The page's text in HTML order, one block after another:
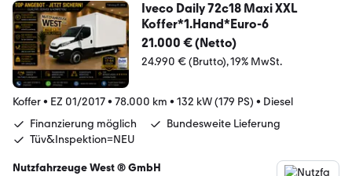
Iveco Daily 72c18 Maxi XXL
Koffer*1.Hand*Euro-6
21.000 € (Netto)
24.990 € (Brutto) 19% MwSt.
Koffer• EZ 01/2017• 78.000 km • 132 kW (179 PS) • Diesel
Finanzierung möglich
Bundesweite Lieferung
Tüv&Inspektion=NEU
Nutzfahrzeuge West ® GmbH